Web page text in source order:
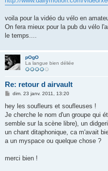
s
g
e
voila pour la vidéo du vélo en
On fera mieux pour la pub du vélo
le temps....
pOgO
La langue bien déliée
Re: retour d airvault
M
s
s
a
g
dim. 23 janv. 2011, 13:20
hey les soufleurs et soufleuses !
Je cherche le nom d'un groupe qui
semble sur la scène libre), un
un chant ditaphonique, ca m'avait
a un myspace ou quelque chose ?
merci bien !